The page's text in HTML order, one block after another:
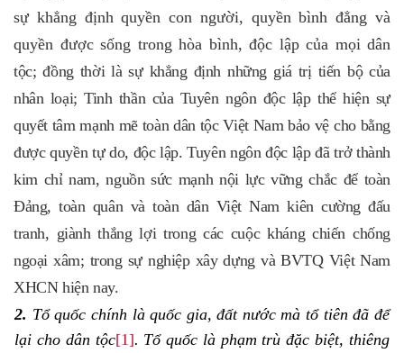
sự khẳng định quyền con người, quyền bình đẳng và
quyền được sống trong hòa bình, độc lập của mọi dân
tộc; đồng thời là sự khẳng định những giá trị tiến bộ của
nhân loại; Tinh thần của Tuyên ngôn độc lập thể hiện sự
quyết tâm mạnh mẽ toàn dân tộc Việt Nam bảo vệ cho bằng
được quyền tự do, độc lập. Tuyên ngôn độc lập đã trở thành
kim chỉ nam, nguồn sức mạnh nội lực vững chắc để toàn
Đảng, toàn quân và toàn dân Việt Nam kiên cường đấu
tranh, giành thắng lợi trong các cuộc kháng chiến chống
ngoại xâm; trong sự nghiệp xây dựng và BVTQ Việt Nam
XHCN hiện nay.
2. Tổ quốc chính là quốc gia, đất nước mà tổ tiên đã để
lại cho dân tộc[1]. Tổ quốc là phạm trù đặc biệt, thiêng